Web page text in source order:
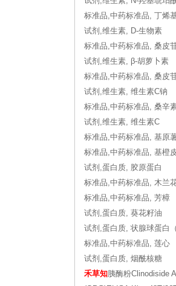
标准品,中药标准品, 丁烯
试剂,维生素, D-生物素
标准品,中药标准品, 桑皮
试剂,维生素, β-胡萝卜素
标准品,中药标准品, 桑皮
试剂,维生素, 维生素C钠
标准品,中药标准品, 桑辛
试剂,维生素, 维生素C
标准品,中药标准品, 基原
标准品,中药标准品, 基橙
试剂,蛋白质, 胶原蛋白
标准品,中药标准品, 木兰
标准品,中药标准品, 芳樟
试剂,蛋白质, 葵花籽油
试剂,蛋白质, 状腺球蛋白
标准品,中药标准品, 莲心
试剂,蛋白质, 烟酰核糖
禾草知 胰酶粉Clinodiside